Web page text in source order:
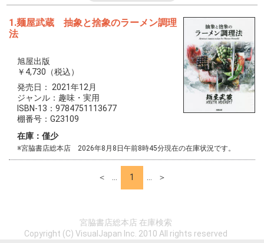
1.麺屋武蔵 抽象と捨象のラーメン調理
法
旭屋出版
￥4,730（税込）
発売日： 2021年12月
ジャンル：趣味・実用
ISBN-13：9784751113677
棚番号：G23109
在庫：僅少
※宮脇書店総本店 2026年8月8日午前8時45分現在の在庫状況です。
＜ 1 ＞
宮脇書店総本店 在庫検索
Copyright (C) VisualJapan Inc. 2010 All rights reserved